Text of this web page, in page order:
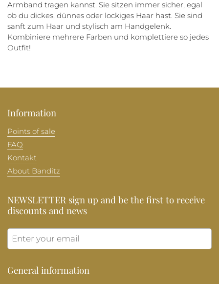
Armband tragen kannst. Sie sitzen immer sicher, egal
ob du dickes, dünnes oder lockiges Haar hast. Sie sind
sanft zum Haar und stylisch am Handgelenk.
Kombiniere mehrere Farben und komplettiere so jedes
Outfit!
Information
Points of sale
FAQ
Kontakt
About Banditz
NEWSLETTER sign up and be the first to receive
discounts and news
General information